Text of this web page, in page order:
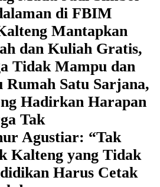
di FBIM
Mantapkan
dan Kuliah Gratis,
Tidak Mampu dan
Rumah Satu Sarjana,
Hadirkan Harapan
Tak
Agustiar: “Tak
Kalteng yang Tidak
Harus Cetak